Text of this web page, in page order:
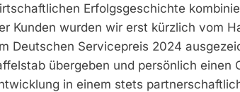
Erfolgsgeschichte
Kunden wurden wir erst kürzlich vom
Deutschen Servicepreis 2024
übergeben und persönlich einen
in einem stets